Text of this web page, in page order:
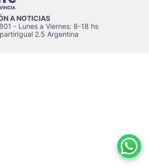
A NOTICIAS
- Lunes a Viernes: 8-18 hs
2.5 Argentina